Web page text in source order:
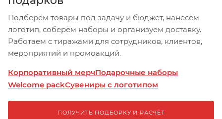
Подберём товары под задачу и бюджет, нанесём
логотип, соберём наборы и организуем доставку.
Работаем с тиражами для сотрудников, клиентов,
мероприятий и промоакций.
Корпоративный мерчПодарочные наборы
Welcome packСувениры с логотипом
ПОЛУЧИТЬ ПОДБОРКУ И РАСЧЁТ